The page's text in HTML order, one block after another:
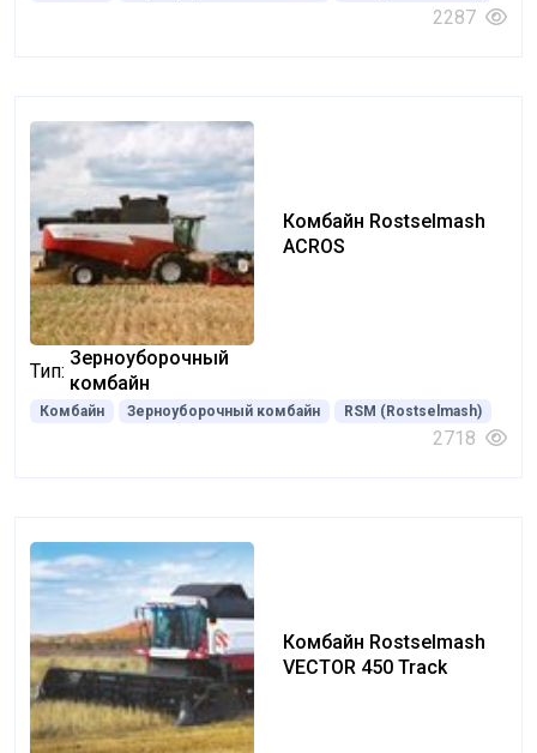
2287
Комбайн Rostselmash
ACROS
Тип:
Зерноуборочный
комбайн
Комбайн Зерноуборочный комбайн RSM (Rostselmash)
2718
Комбайн Rostselmash
VECTOR 450 Track